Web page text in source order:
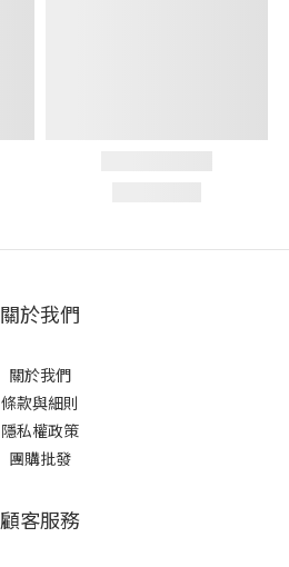
關於我們
關於我們
條款與細則
隱私權政策
團購批發
顧客服務